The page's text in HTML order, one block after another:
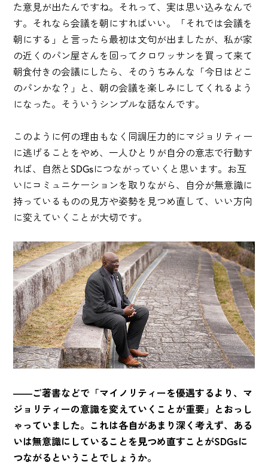
た意見が出たんですね。それって、実は思い込みなんで
す。それなら会議を朝にすればいい。「それでは会議を
朝にする」と言ったら最初は文句が出ましたが、私が家
の近くのパン屋さんを回ってクロワッサンを買って来て
朝食付きの会議にしたら、そのうちみんな「今日はどこ
のパンかな？」と、朝の会議を楽しみにしてくれるよう
になった。そういうシンプルな話なんです。
このように何の理由もなく同調圧力的にマジョリティー
に逃げることをやめ、一人ひとりが自分の意志で行動す
れば、自然とSDGsにつながっていくと思います。お互
いにコミュニケーションを取りながら、自分が無意識に
持っているものの見方や姿勢を見つめ直して、いい方向
に変えていくことが大切です。
――ご著書などで「マイノリティーを優遇するより、マ
ジョリティーの意識を変えていくことが重要」とおっし
ゃっていました。これは各自があまり深く考えず、ある
いは無意識にしていることを見つめ直すことがSDGsに
つながるということでしょうか。